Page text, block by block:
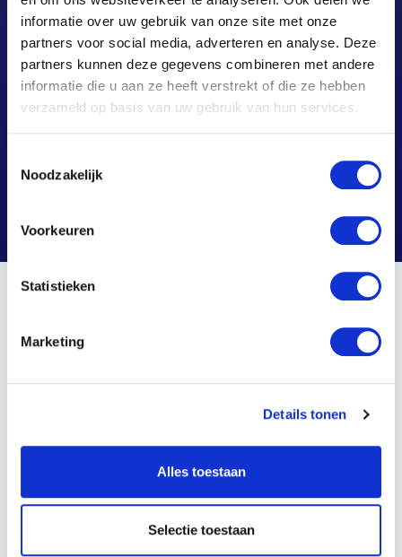
informatie over uw gebruik van onze site met onze
partners voor social media, adverteren en analyse. Deze
partners kunnen deze gegevens combineren met andere
informatie die u aan ze heeft verstrekt of die ze hebben
verzameld op basis van uw gebruik van hun services.
Noodzakelijk
Voorkeuren
Statistieken
Marketing
Details tonen
Alles toestaan
Selectie toestaan
Met ons uitgebreide en sterke netwerk van professionals en
de continuïteit van uw dienstverlening. Met aandacht voor de mens